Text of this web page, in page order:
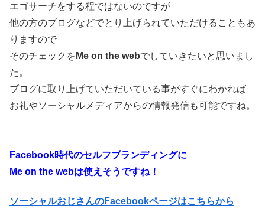
エゴサーチをする程ではないのですが
他の方のブログなどでとり上げられていただけることもあ
りますので
そのチェックを Me on the webでしていきたいと思いまし
た。
ブログに取り上げていただいている事がすぐにわかれば
お礼やソーシャルメディアからの情報発信も可能ですね。
Facebook時代のセルフブランディングに
Me on the webは使えそうですね！
ソーシャルおじさんのFacebookページはこちらから